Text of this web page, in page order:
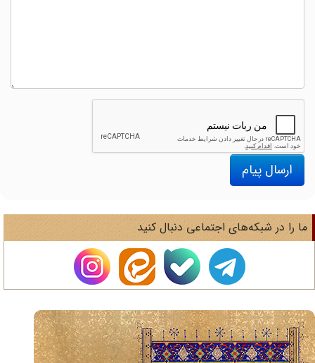
ارسال پیام
را در شبکه‌های اجتماعی دنبال کنید